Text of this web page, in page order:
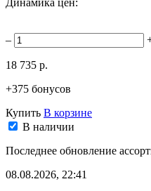
–
18 735 р.
+375 бонусов
Купить В корзине
В наличии
Последнее обновление
08.08.2026, 22:41